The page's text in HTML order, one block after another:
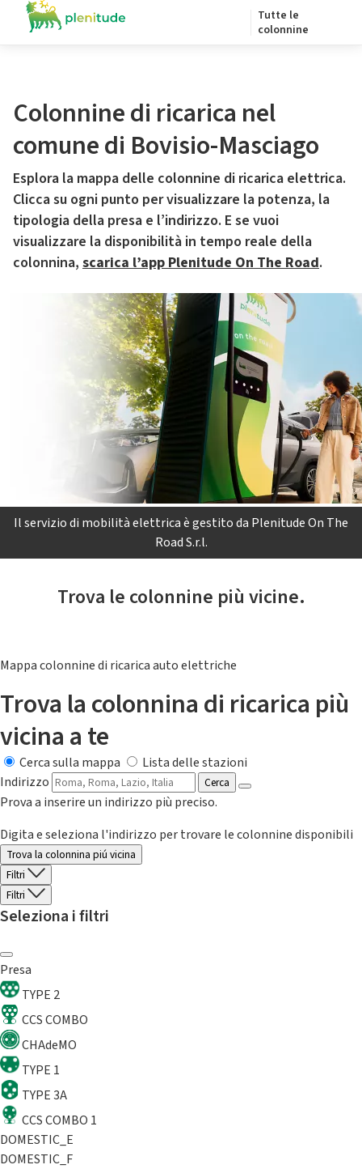
Tutte le
colonnine
Colonnine di ricarica nel
comune di Bovisio-Masciago
Esplora la mappa delle colonnine di ricarica elettrica.
Clicca su ogni punto per visualizzare la potenza, la
tipologia della presa e l’indirizzo. E se vuoi
visualizzare la disponibilità in tempo reale della
colonnina, scarica l’app Plenitude On The Road.
Il servizio di mobilità elettrica è gestito da Plenitude On The
Road S.r.l.
Trova le colonnine più vicine.
Mappa colonnine di ricarica auto elettriche
Trova la colonnina di ricarica più
vicina a te
Cerca sulla mappa
Lista delle stazioni
Indirizzo
Cerca
Prova a inserire un indirizzo più preciso.
Digita e seleziona l'indirizzo per trovare le colonnine disponibili
Trova la colonnina piú vicina
Filtri
Filtri
Seleziona i filtri
Presa
TYPE 2
CCS COMBO
CHAdeMO
TYPE 1
TYPE 3A
CCS COMBO 1
DOMESTIC_E
DOMESTIC_F